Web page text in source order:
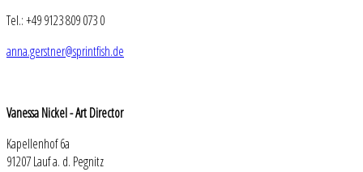
Tel.: +49 9123 809 073 0
anna.gerstner@sprintfish.de
Vanessa Nickel - Art Director
Kapellenhof 6a
91207 Lauf a. d. Pegnitz